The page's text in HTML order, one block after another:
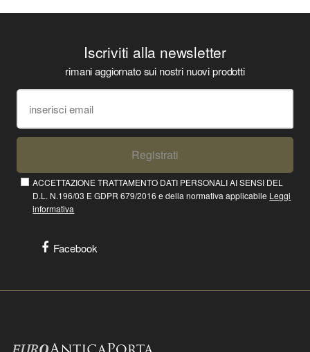
Iscriviti alla newsletter
rimani aggiornato sui nostri nuovi prodotti
Registrati
ACCETTAZIONE TRATTAMENTO DATI PERSONALI AI SENSI DEL
D.L. N.196/03 E GDPR 679/2016 e della normativa applicabile Leggi
informativa
Facebook